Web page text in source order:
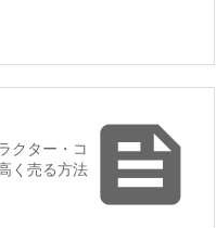

クター・コ
く売る方法